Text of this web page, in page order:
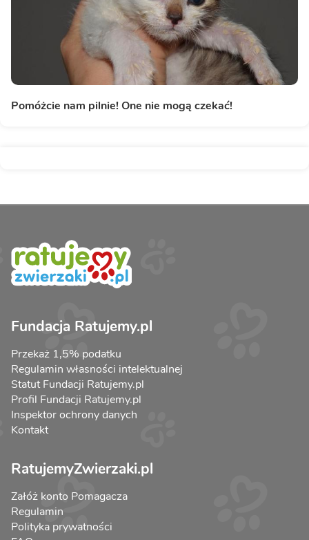
Pomóżcie nam pilnie! One nie mogą czekać!
Fundacja Ratujemy.pl
Przekaż 1,5% podatku
Regulamin własności intelektualnej
Statut Fundacji Ratujemy.pl
Profil Fundacji Ratujemy.pl
Inspektor ochrony danych
Kontakt
RatujemyZwierzaki.pl
Załóż konto Pomagacza
Regulamin
Polityka prywatności